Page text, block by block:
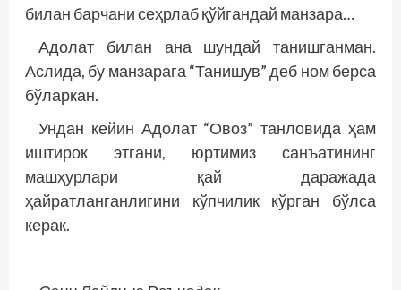
билан барчани сеҳрлаб қўйгандай манзара…
Адолат билан ана шундай танишганман.
Аслида, бу манзарага “Танишув” деб ном берса
бўларкан.
Ундан кейин Адолат “Овоз” танловида ҳам
иштирок этгани, юртимиз санъатининг
машҳурлари қай даражада
ҳайратланганлигини кўпчилик кўрган бўлса
керак.